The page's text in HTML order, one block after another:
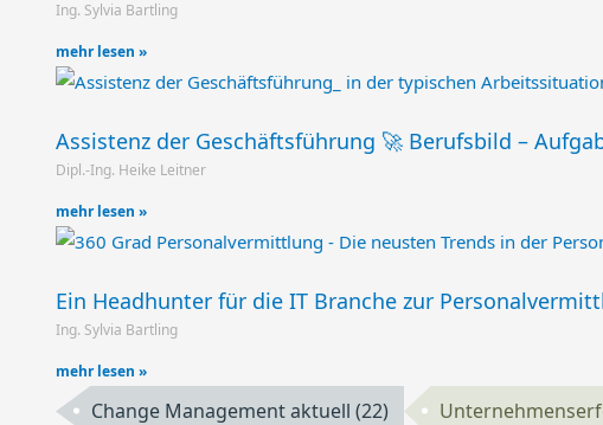
Ing. Sylvia Bartling
mehr lesen »
Assistenz der Geschäftsführung 🚀 Berufsbild –
Dipl.-Ing. Heike Leitner
mehr lesen »
Ein Headhunter für die IT Branche zur
Ing. Sylvia Bartling
mehr lesen »
Change Management aktuell (22)